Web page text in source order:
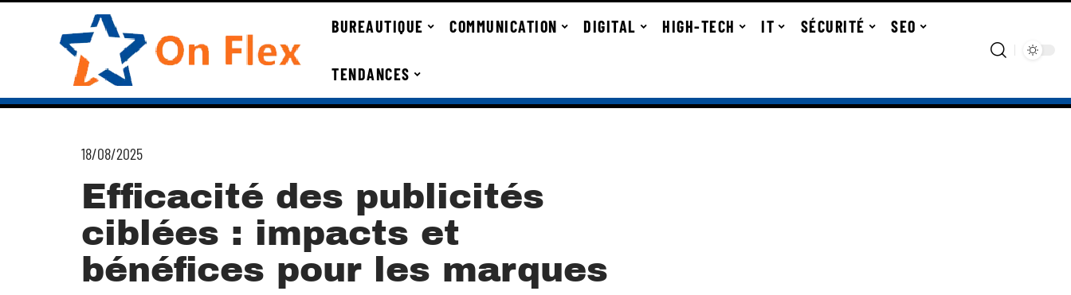
BUREAUTIQUE COMMUNICATION DIGITAL HIGH-TECH IT SÉCURITÉ SEO
TENDANCES
18/08/2025
Efficacité des publicités
ciblées : impacts et
bénéfices pour les marques